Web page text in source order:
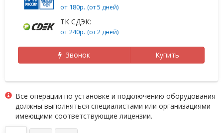
от 180р. (от 5 дней)
ТК СДЭК:
от 240р. (от 2 дней)
Звонок Купить
Все операции по установке и подключению оборудования
должны выполняться специалистами или организациями
имеющими соответствующие лицензии.